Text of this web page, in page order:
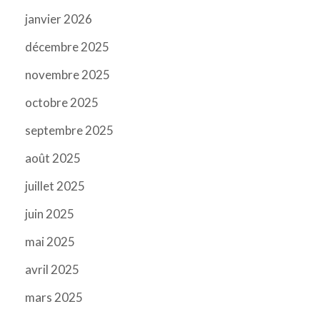
janvier 2026
décembre 2025
novembre 2025
octobre 2025
septembre 2025
août 2025
juillet 2025
juin 2025
mai 2025
avril 2025
mars 2025